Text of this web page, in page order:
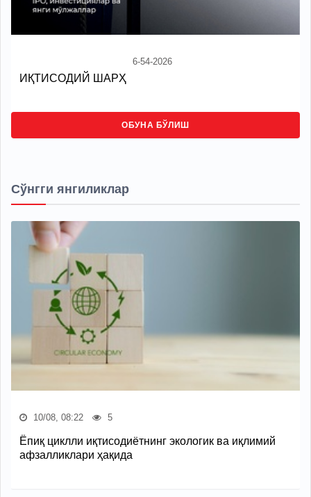
6-54-2026
ИҚТИСОДИЙ ШАРҲ
ОБУНА БЎЛИШ
Сўнгги янгиликлар
10/08, 08:22 5
Ёпиқ циклли иқтисодиётнинг экологик ва иқлимий
афзалликлари ҳақида